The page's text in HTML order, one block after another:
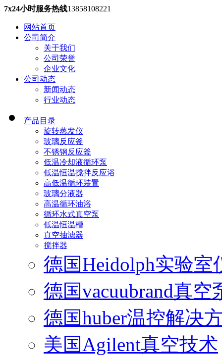
7x24小时服务热线13858108221
网站首页
公司简介
关于我们
公司荣誉
企业文化
公司动态
新闻动态
行业动态
产品目录
旋转蒸发仪
玻璃反应釜
不锈钢反应釜
低温冷却液循环泵
低温恒温搅拌反应浴
高低温循环装置
玻璃分液器
高温循环油浴
循环水式真空泵
低温恒温槽
真空抽滤器
搅拌器
德国Heidolph实验室
德国vacuubrand真空
德国huber温控解决
美国Agilent真空技术